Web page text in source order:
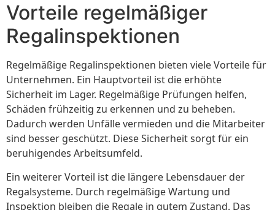
Vorteile regelmäßiger
Regalinspektionen
Regelmäßige Regalinspektionen bieten viele Vorteile für
Unternehmen. Ein Hauptvorteil ist die erhöhte
Sicherheit im Lager. Regelmäßige Prüfungen helfen,
Schäden frühzeitig zu erkennen und zu beheben.
Dadurch werden Unfälle vermieden und die Mitarbeiter
sind besser geschützt. Diese Sicherheit sorgt für ein
beruhigendes Arbeitsumfeld.
Ein weiterer Vorteil ist die längere Lebensdauer der
Regalsysteme. Durch regelmäßige Wartung und
Inspektion bleiben die Regale in gutem Zustand. Das